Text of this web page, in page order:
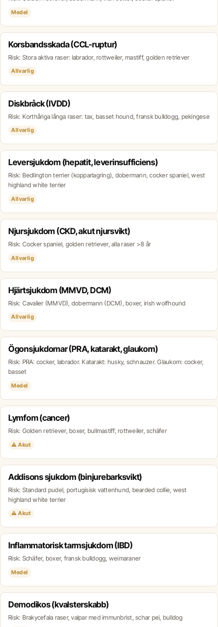
Medel
Korsbandsskada (CCL-ruptur)
Risk: Stora aktiva raser: labrador, rottweiler, mastiff, golden retriever
Allvarlig
Diskbråck (IVDD)
Risk: Korthåriga långa raser: tax, basset hound, fransk bulldogg, pekingese
Allvarlig
Leversjukdom (hepatit, leverinsufficiens)
Risk: Bedlington terrier (kopparlagring), dobermann, cocker spaniel, west
highland white terrier
Allvarlig
Njursjukdom (CKD, akut njursvikt)
Risk: Cocker spaniel, golden retriever, alla raser >8 år
Allvarlig
Hjärtsjukdom (MMVD, DCM)
Risk: Cavalier (MMVD), dobermann (DCM), boxer, irish wolfhound
Allvarlig
Ögonsjukdomar (PRA, katarakt, glaukom)
Risk: PRA: cocker, labrador. Katarakt: husky, schnauzer. Glaukom: cocker,
basset
Medel
Lymfom (cancer)
Risk: Golden retriever, boxer, bullmastiff, rottweiler, schäfer
⚠ Akut
Addisons sjukdom (binjurebarksvikt)
Risk: Standard pudel, portugisisk vattenhund, bearded collie, west
highland white terrier
⚠ Akut
Inflammatorisk tarmsjukdom (IBD)
Risk: Schäfer, boxer, fransk bulldogg, weimaraner
Medel
Demodikos (kvalsterskabb)
Risk: Brakycefala raser, valpar med immunbrist, schar pei, bulldog